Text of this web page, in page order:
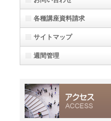
各種講座資料請求
サイトマップ
週間管理